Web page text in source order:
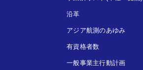
沿革
アジア航測のあゆみ
有資格者数
一般事業主行動計画